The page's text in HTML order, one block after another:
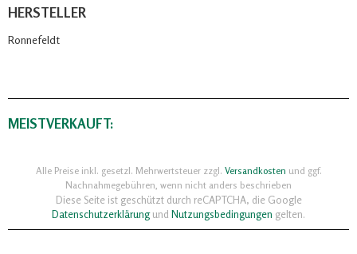
HERSTELLER
Ronnefeldt
MEISTVERKAUFT:
Alle Preise inkl. gesetzl. Mehrwertsteuer zzgl. Versandkosten und ggf.
Nachnahmegebühren, wenn nicht anders beschrieben
Diese Seite ist geschützt durch reCAPTCHA, die Google
Datenschutzerklärungund Nutzungsbedingungen gelten.